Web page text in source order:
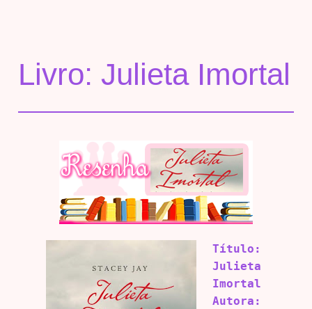
Livro: Julieta Imortal
Título:
Julieta
Imortal
Autora: